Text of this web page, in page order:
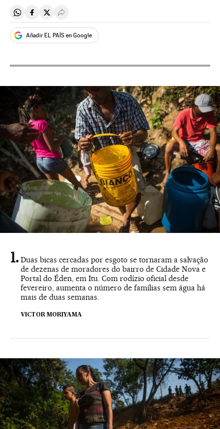
Compartir en Whatsapp
Compartir en Facebook
Compartir en Twitter
Desplegar Redes Sociales
Añadir EL PAÍS en Google
Duas bicas cercadas por esgoto se tornaram a salvação
de dezenas de moradores do bairro de Cidade Nova e
Portal do Éden, em Itu. Com rodízio oficial desde
fevereiro, aumenta o número de famílias sem água há
mais de duas semanas.
VICTOR MORIYAMA